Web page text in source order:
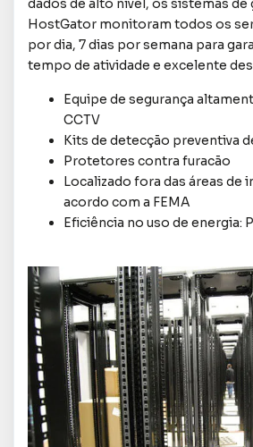
dados de alto nível, os sistemas
HostGator monitoram todos os
por dia, 7 dias por semana para
tempo de atividade e excelente
Equipe de segurança
CCTV
Kits de detecção preventiva
Protetores contra furacão
Localizado fora das áreas de
acordo com a FEMA
Eficiência no uso de energia: